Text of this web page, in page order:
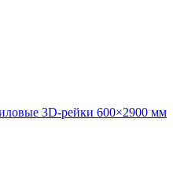
3D‑рейки 600×2900 мм